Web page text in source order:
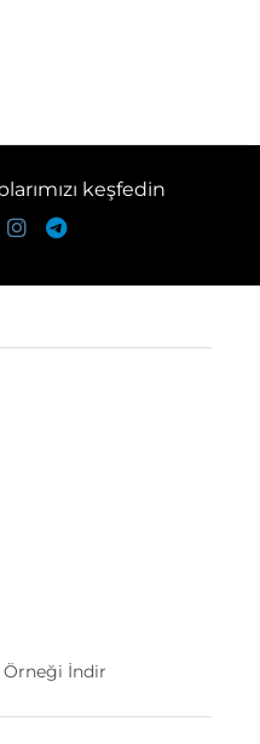
keşfedin
Örneği İndir